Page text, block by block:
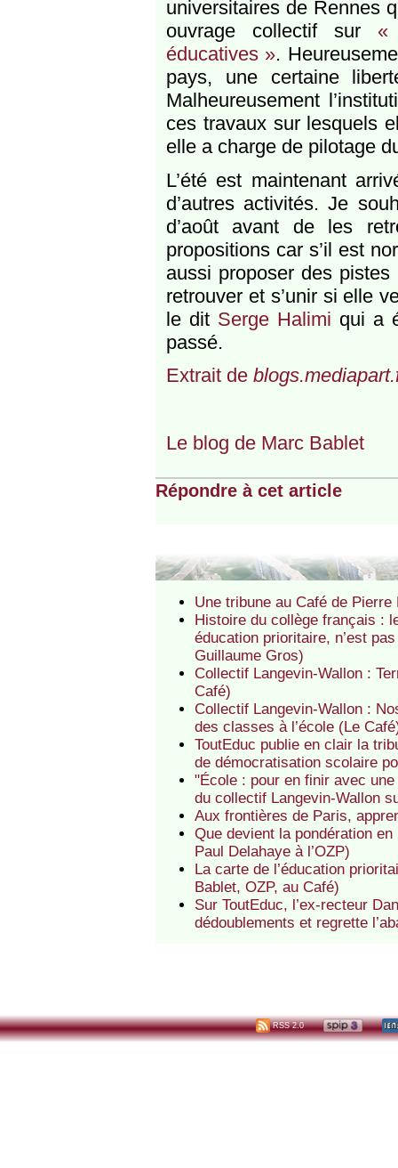
universitaires de Rennes
ouvrage collectif sur «
éducatives ».
pays, une certaine
Malheureusement
ces travaux sur lesquels
elle a charge de pilotage
L’été est maintenant
d’autres activités. Je
d’août avant de les
propositions car s’il est
aussi proposer des
retrouver et s’unir si elle
le dit Serge Halimi qui a
passé.
Extrait de
Le blog de Marc Bablet
Répondre à cet article
Une tribune au Café de
Histoire du collège français :
éducation prioritaire, n’est
Guillaume Gros)
Collectif Langevin-Wallon :
Café)
Collectif Langevin-Wallon :
des classes à l’école (Le
ToutEduc publie en clair la
de démocratisation scolaire
"École : pour en finir avec
du collectif Langevin-Wallon
Aux frontières de Paris,
Que devient la pondération
Paul Delahaye à l’OZP)
La carte de l’éducation
Bablet, OZP, au Café)
Sur ToutEduc, l’ex-recteur
dédoublements et regrette
RSS 2.0